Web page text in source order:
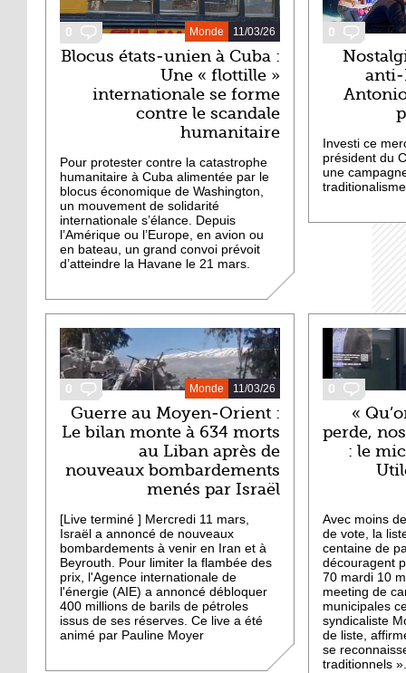
0 11/03/26
Monde
Blocus états-unien à Cuba :
Une « flottille »
internationale se forme
contre le scandale
humanitaire
Pour protester contre la catastrophe
humanitaire à Cuba alimentée par le
blocus économique de Washington,
un mouvement de solidarité
internationale s’élance. Depuis
l’Amérique ou l’Europe, en avion ou
en bateau, un grand convoi prévoit
d’atteindre la Havane le 21 mars.
0
anti-
Investi ce
président du
une
0 11/03/26
Monde
Guerre au Moyen-Orient :
Le bilan monte à 634 morts
au Liban après de
nouveaux bombardements
menés par Israël
[Live terminé ] Mercredi 11 mars,
Israël a annoncé de nouveaux
bombardements à venir en Iran et à
Beyrouth. Pour limiter la flambée des
prix, l'Agence internationale de
l'énergie (AIE) a annoncé débloquer
400 millions de barils de pétroles
issus de ses réserves. Ce live a été
animé par Pauline Moyer
0
«
perde,
: le
Avec moins
de vote, la
centaine de
découragent
70 mardi 10
meeting de
municipales
syndicaliste
de liste,
se
traditionnels ».